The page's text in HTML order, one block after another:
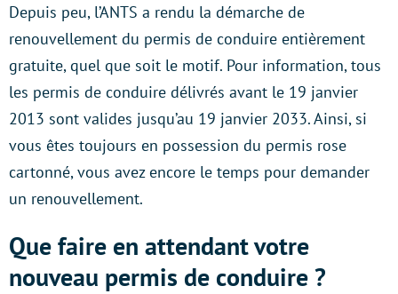
Depuis peu, l’ANTS a rendu la démarche de
renouvellement du permis de conduire entièrement
gratuite, quel que soit le motif. Pour information, tous
les permis de conduire délivrés avant le 19 janvier
2013 sont valides jusqu’au 19 janvier 2033. Ainsi, si
vous êtes toujours en possession du permis rose
cartonné, vous avez encore le temps pour demander
un renouvellement.
Que faire en attendant votre
nouveau permis de conduire ?